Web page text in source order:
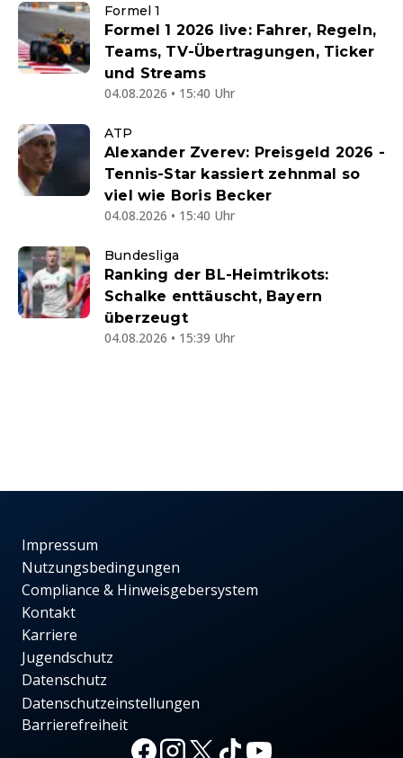
Formel 1
Formel 1 2026 live: Fahrer, Regeln,
Teams, TV-Übertragungen, Ticker
und Streams
04.08.2026 • 15:40 Uhr
ATP
Alexander Zverev: Preisgeld 2026 -
Tennis-Star kassiert zehnmal so
viel wie Boris Becker
04.08.2026 • 15:40 Uhr
Bundesliga
Ranking der BL-Heimtrikots:
Schalke enttäuscht, Bayern
überzeugt
04.08.2026 • 15:39 Uhr
Impressum
Nutzungsbedingungen
Compliance & Hinweisgebersystem
Kontakt
Karriere
Jugendschutz
Datenschutz
Datenschutzeinstellungen
Barrierefreiheit